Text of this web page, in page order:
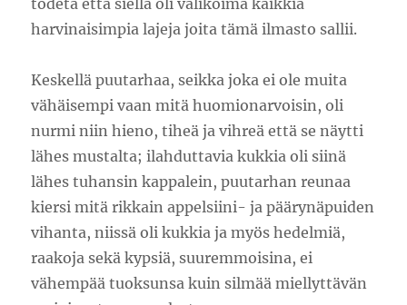
todeta että siellä oli valikoima kaikkia
harvinaisimpia lajeja joita tämä ilmasto sallii.
Keskellä puutarhaa, seikka joka ei ole muita
vähäisempi vaan mitä huomionarvoisin, oli
nurmi niin hieno, tiheä ja vihreä että se näytti
lähes mustalta; ilahduttavia kukkia oli siinä
lähes tuhansin kappalein, puutarhan reunaa
kiersi mitä rikkain appelsiini- ja päärynäpuiden
vihanta, niissä oli kukkia ja myös hedelmiä,
raakoja sekä kypsiä, suuremmoisina, ei
vähempää tuoksunsa kuin silmää miellyttävän